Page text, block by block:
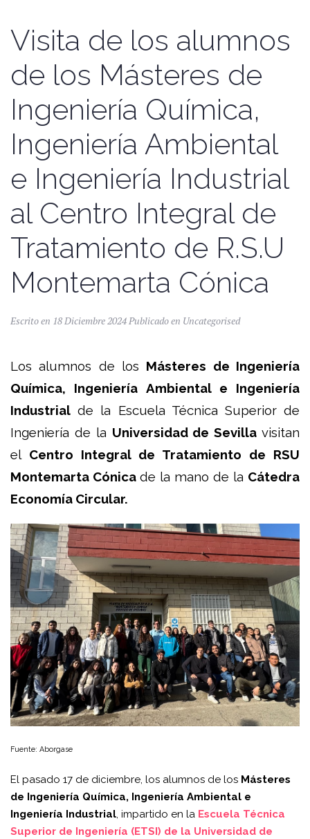
Visita de los alumnos
de los Másteres de
Ingeniería Química,
Ingeniería Ambiental
e Ingeniería Industrial
al Centro Integral de
Tratamiento de R.S.U
Montemarta Cónica
Escrito en 18 Diciembre 2024Publicado en Uncategorised
Los alumnos de los Másteres de Ingeniería
Química, Ingeniería Ambiental e Ingeniería
Industrial de la Escuela Técnica Superior de
Ingeniería de la Universidad de Sevilla visitan
el Centro Integral de Tratamiento de RSU
Montemarta Cónica de la mano de la Cátedra
Economía Circular.
Fuente: Aborgase
El pasado 17 de diciembre, los alumnos de los Másteres
de Ingeniería Química, Ingeniería Ambiental e
Ingeniería Industrial, impartido en la Escuela Técnica
Superior de Ingeniería (ETSI) de la Universidad de